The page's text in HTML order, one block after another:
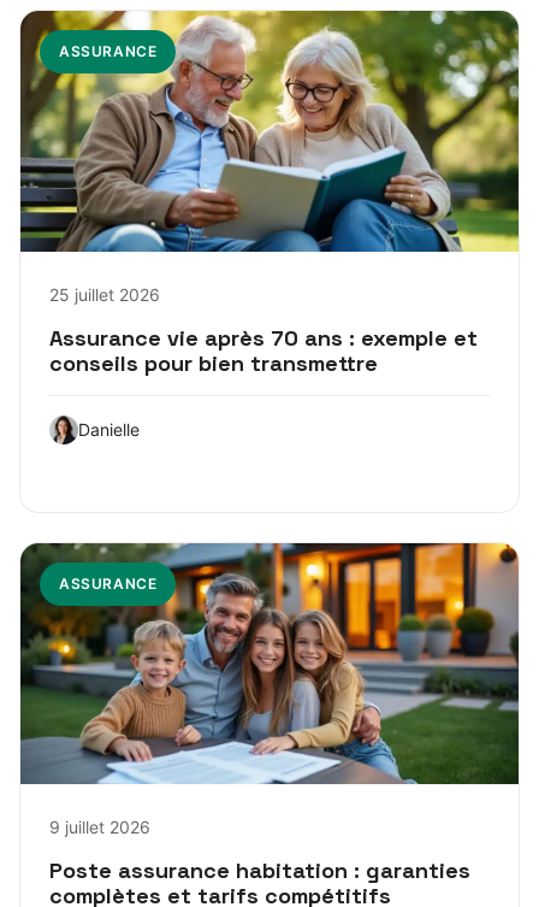
ASSURANCE
25 juillet 2026
Assurance vie après 70 ans : exemple et
conseils pour bien transmettre
Danielle
ASSURANCE
9 juillet 2026
Poste assurance habitation : garanties
complètes et tarifs compétitifs